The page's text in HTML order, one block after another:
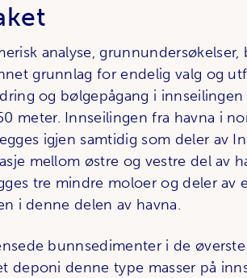
analyse, grunnundersøkelser,
grunnlag for endelig valg og
og bølgepågang i innseilingen
meter. Innseilingen fra havna i
igjen samtidig som deler av
mellom østre og vestre del av
tre mindre moloer og deler av
i denne delen av havna.
bunnsedimenter i de øverste
deponi denne type masser på